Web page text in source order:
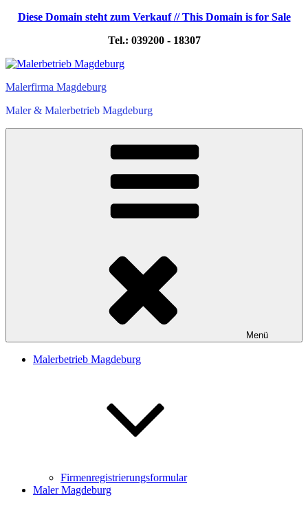
Diese Domain steht zum Verkauf // This Domain is for Sale
Tel.: 039200 - 18307
Zum
springen
Malerfirma Magdeburg
Maler & Malerbetrieb Magdeburg
Menü
Malerbetrieb Magdeburg
Firmenregistrierungsformular
Maler Magdeburg